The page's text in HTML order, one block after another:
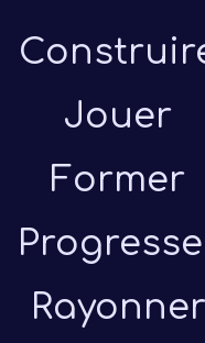
Jouer
Former
Rayonner